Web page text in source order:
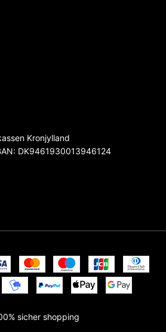
Kronjylland
DK9461930013946124
sicher shopping